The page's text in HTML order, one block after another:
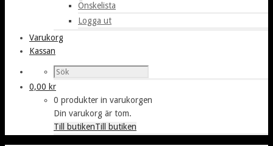
Önskelista
Logga ut
Varukorg
Kassan
0,00 kr
0 produkter in varukorgen
Din varukorg är tom.
Till butikenTill butiken